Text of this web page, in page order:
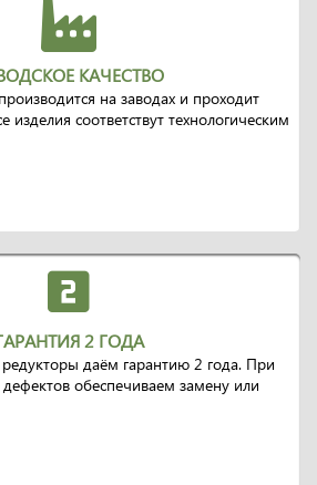
КАЧЕСТВО
на заводах и проходит
изделия соответствут технологическим
2 ГОДА
даём гарантию 2 года. При
обеспечиваем замену или